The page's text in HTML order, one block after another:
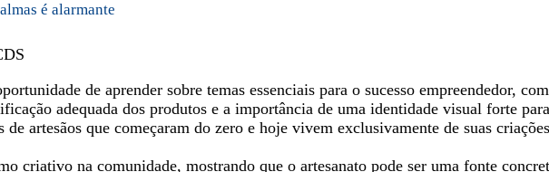
é alarmante
de aprender sobre temas essenciais para o sucesso empreendedor,
adequada dos produtos e a importância de uma identidade visual forte
artesãos que começaram do zero e hoje vivem exclusivamente de suas
criativo na comunidade, mostrando que o artesanato pode ser uma fonte